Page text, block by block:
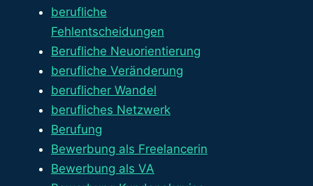
berufliche
Fehlentscheidungen
Berufliche Neuorientierung
berufliche Veränderung
beruflicher Wandel
berufliches Netzwerk
Berufung
Bewerbung als Freelancerin
Bewerbung als VA